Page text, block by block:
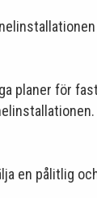
planer för
en pålitlig